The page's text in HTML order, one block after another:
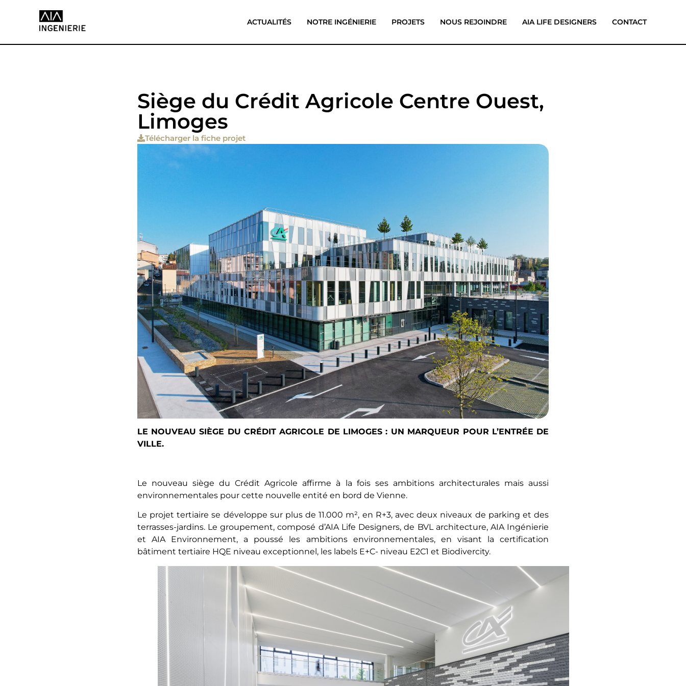
ACTUALITÉS NOTRE INGÉNIERIE PROJETS NOUS REJOINDRE AIA LIFE DESIGNERS CONTACT
Siège du Crédit Agricole Centre Ouest,
Limoges
Télécharger la fiche projet
LE NOUVEAU SIÈGE DU CRÉDIT AGRICOLE DE LIMOGES : UN MARQUEUR POUR L’ENTRÉE DE
VILLE.
Le nouveau siège du Crédit Agricole affirme à la fois ses ambitions architecturales mais aussi
environnementales pour cette nouvelle entité en bord de Vienne.
Le projet tertiaire se développe sur plus de 11.000 m², en R+3, avec deux niveaux de parking et des
terrasses-jardins. Le groupement, composé d’AIA Life Designers, de BVL architecture, AIA Ingénierie
et AIA Environnement, a poussé les ambitions environnementales, en visant la certification
bâtiment tertiaire HQE niveau exceptionnel, les labels E+C- niveau E2C1 et Biodivercity.